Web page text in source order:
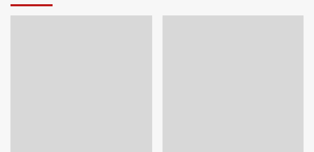
T.Lauquen: tres jóvenes que